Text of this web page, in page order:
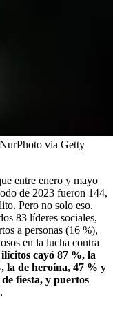
NurPhoto via Getty
entre enero y mayo
de 2023 fueron 144,
Pero no solo eso.
83 líderes sociales,
a personas (16 %),
en la lucha contra
cayó 87 %, la
la de heroína, 47 % y
fiesta, y puertos